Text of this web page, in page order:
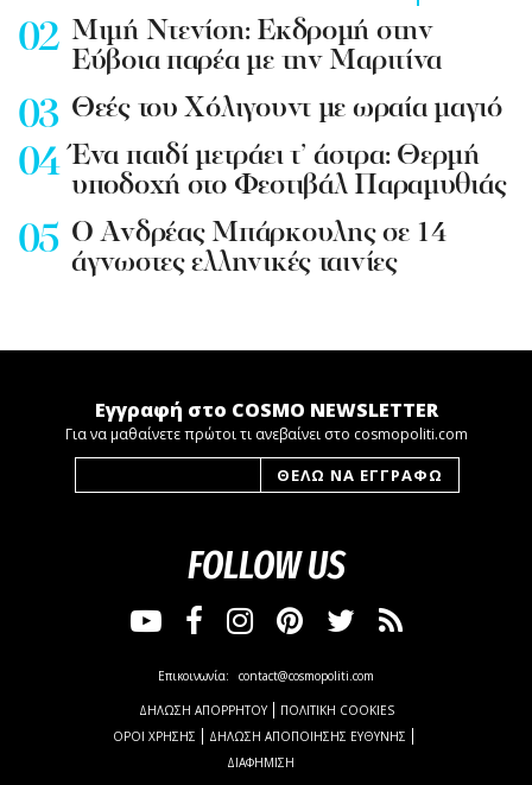
Mιμή Ντενίση: Εκδρομή στην
Εύβοια παρέα με την Μαριτίνα
Θεές του Χόλιγουντ με ωραία μαγιό
Ένα παιδί μετράει τ’ άστρα: Θερμή
υποδοχή στο Φεστιβάλ Παραμυθιάς
Ο Ανδρέας Μπάρκουλης σε 14
άγνωστες ελληνικές ταινίες
Εγγραφή στο COSMO NEWSLETTER
Για να μαθαίνετε πρώτοι τι ανεβαίνει στο cosmopoliti.com
FOLLOW US
Επικοινωνία: contact@cosmopoliti.com
ΔΗΛΩΣΗ ΑΠΟΡΡΗΤΟΥ
ΠΟΛΙΤΙΚΗ COOKIES
ΟΡΟΙ ΧΡΗΣΗΣ
ΔΗΛΩΣΗ ΑΠΟΠΟΙΗΣΗΣ ΕΥΘΥΝΗΣ
ΔΙΑΦΗΜΙΣΗ